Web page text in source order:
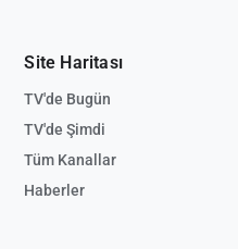
Site Haritası
TV'de Bugün
TV'de Şimdi
Tüm Kanallar
Haberler